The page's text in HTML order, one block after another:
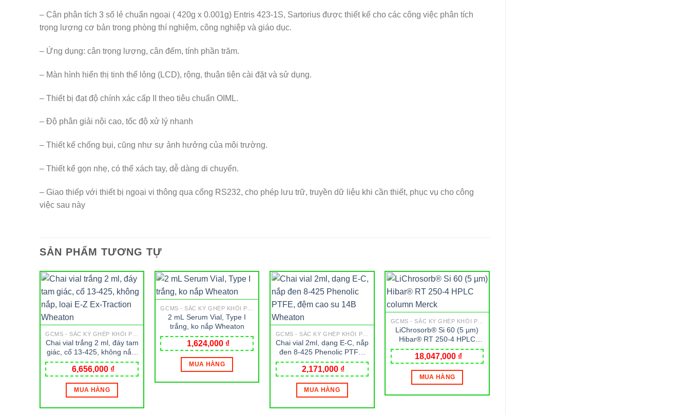
– Cân phân tích 3 số lẻ chuẩn ngoại ( 420g x 0.001g) Entris 423-1S, Sartorius được thiết kế cho các công việc phân tích
trọng lượng cơ bản trong phòng thí nghiệm, công nghiệp và giáo dục.
– Ứng dụng: cân trọng lượng, cân đếm, tính phần trăm.
– Màn hình hiển thị tinh thể lỏng (LCD), rộng, thuận tiện cài đặt và sử dụng.
– Thiết bị đạt độ chính xác cấp II theo tiêu chuẩn OIML.
– Độ phân giải nội cao, tốc độ xử lý nhanh
– Thiết kế chống bụi, cũng như sự ảnh hưởng của môi trường.
– Thiết kế gọn nhẹ, có thể xách tay, dễ dàng di chuyển.
– Giao thiếp với thiết bị ngoại vi thông qua cổng RS232, cho phép lưu trữ, truyền dữ liệu khi cần thiết, phục vụ cho công
việc sau này
SẢN PHẨM TƯƠNG TỰ
Chai vial trắng 2 ml, đáy tam
giác, cổ 13-425, không nắp,
loại E-Z Ex-Traction
Wheaton
6,656,000 ₫
MUA HÀNG
2 mL Serum Vial, Type I
trắng, ko nắp Wheaton
1,624,000 ₫
MUA HÀNG
Chai vial 2ml, dạng E-C, nắp
đen 8-425 Phenolic PTFE,
đệm cao su 14B Wheaton
2,171,000 ₫
MUA HÀNG
LiChrosorb® Si 60 (5 µm)
Hibar® RT 250-4 HPLC
column Merck
18,047,000 ₫
MUA HÀNG